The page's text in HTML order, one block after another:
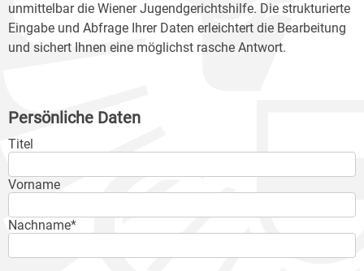
unmittelbar die Wiener Jugendgerichtshilfe. Die strukturierte
Eingabe und Abfrage Ihrer Daten erleichtert die Bearbeitung
und sichert Ihnen eine möglichst rasche Antwort.
Persönliche Daten
Titel
Vorname
Nachname*